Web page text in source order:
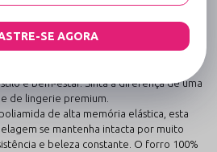
Esta peça foi meticulosamente
necessário com uma leveza sem
moldam perfeitamente ao corpo. Seja
ou para garantir o conforto na rotina
é a declaração definitiva de que você
e bem-estar. Sinta a diferença de uma
de lingerie premium.
de alta memória elástica, esta
se mantenha intacta por muito
e beleza constante. O forro 100%
SE AGORA